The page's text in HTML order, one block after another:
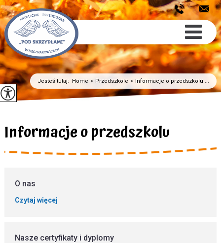
Jesteś tutaj: Home > Przedszkole > Informacje o przedszkolu ...
Informacje o przedszkolu
O nas
Czytaj więcej
Nasze certyfikaty i dyplomy